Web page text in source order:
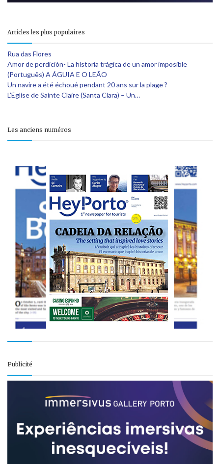
Articles les plus populaires
Rua das Flores
Amor de perdición- La historia trágica de un amor imposible
(Português) A ÁGUIA E O LEÃO
Un navire a été échoué pendant 20 ans sur la plage ?
L’Église de Sainte Claire (Santa Clara) – Un…
Les anciens numéros
Publicité